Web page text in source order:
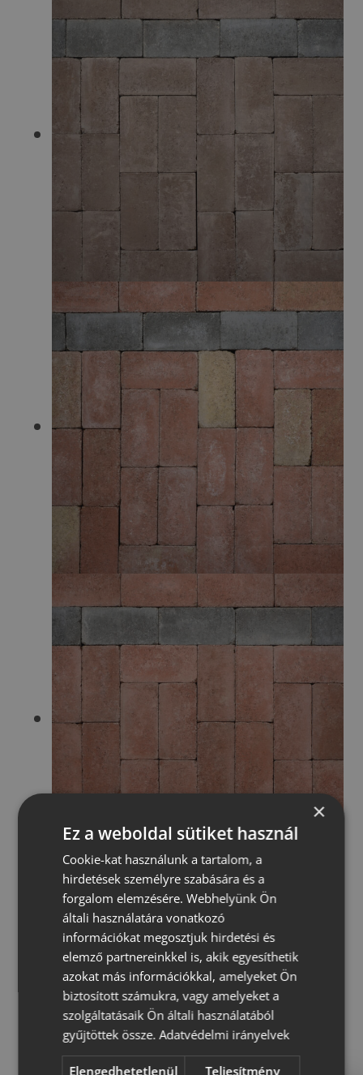
×
Ez a weboldal sütiket használ
Cookie-kat használunk a tartalom, a
hirdetések személyre szabására és a
forgalom elemzésére. Webhelyünk Ön
általi használatára vonatkozó
információkat megosztjuk hirdetési és
elemző partnereinkkel is, akik egyesíthetik
azokat más információkkal, amelyeket Ön
biztosított számukra, vagy amelyeket a
szolgáltatásaik Ön általi használatából
gyűjtöttek össze.Adatvédelmi irányelvek
Elengedhetetlenül Teljesítmény